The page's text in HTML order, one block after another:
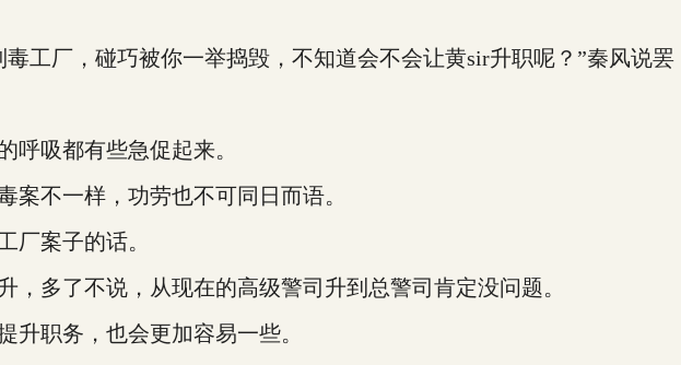
厂，碰巧被你一举捣毁，不知道会不会让黄sir升职呢？”秦风说罢
吸都有些急促起来。
不一样，功劳也不可同日而语。
案子的话。
多了不说，从现在的高级警司升到总警司肯定没问题。
职务，也会更加容易一些。